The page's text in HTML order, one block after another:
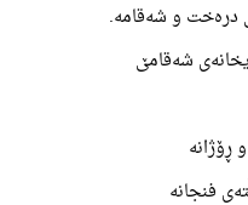
درەخت و شەقامە.
شەقامێ
ڕۆژانە
فنجانە